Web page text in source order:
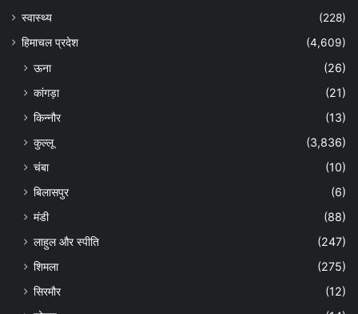
स्वास्थ्य
(228)
हिमाचल प्रदेश
(4,609)
ऊना
(26)
कांगड़ा
(21)
किन्नौर
(13)
कुल्लू
(3,836)
चंबा
(10)
बिलासपुर
(6)
मंडी
(88)
लाहुल और स्पीति
(247)
शिमला
(275)
सिरमौर
(12)